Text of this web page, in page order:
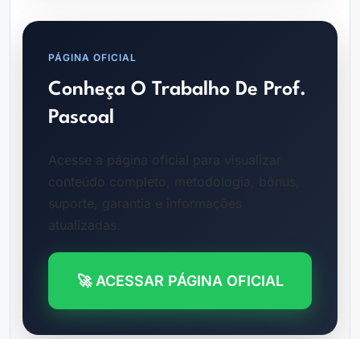
PÁGINA OFICIAL
Conheça O Trabalho De Prof.
Pascoal
Acesse a página oficial para visualizar
conteúdo completo, metodologia, bônus,
suporte, garantia e informações
atualizadas.
🚀 ACESSAR PÁGINA OFICIAL